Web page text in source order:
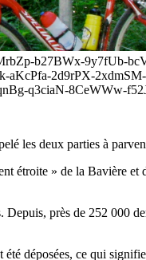
b27BWx-9y7fUb-
aKcPfa-2d9rPX-
q3ciaN-8CeWWw-
les deux parties à
étroite » de la Bavière
près de 252 000
déposées, ce qui